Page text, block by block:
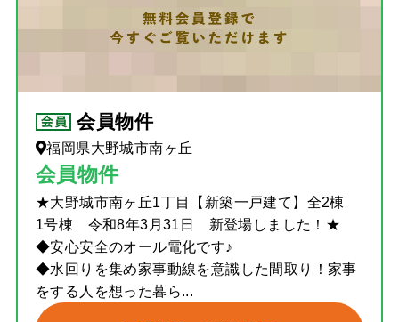
会員物件
福岡県大野城市南ヶ丘
会員物件
★大野城市南ヶ丘1丁目【新築一戸建て】全2棟
1号棟 令和8年3月31日 新登場しました！★
◆安心安全のオール電化です♪
◆水回りを集め家事動線を意識した間取り！家事
をする人を想った暮ら...